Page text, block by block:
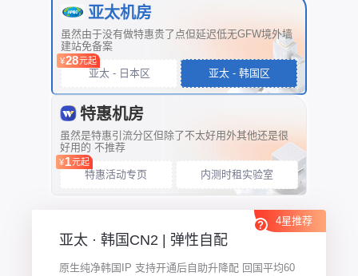
亚太机房
虽然由于没有做特惠贵了点但延迟低无GFW境外墙
建站免备案
¥28元起
亚太 - 日本区 亚太 - 韩国区
特惠机房
虽然是特惠引流分区但除了不太好用外其他还是很
好用的 不推荐
¥1元起
特惠活动专页 内测时租实验室
亚太 · 韩国CN2 | 弹性自配
4星推荐
原生纯净韩国IP 支持开通后自助升降配 回国平均60